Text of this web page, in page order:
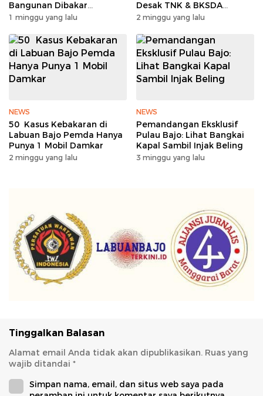
Bangunan Dibakar
Sengketa Tanah Memanas
1 minggu yang lalu
Desak TNK & BKSDA
Segera Lakukan Mitigasi
2 minggu yang lalu
NEWS
50 Kasus Kebakaran di
Labuan Bajo Pemda Hanya
Punya 1 Mobil Damkar
2 minggu yang lalu
NEWS
Pemandangan Eksklusif
Pulau Bajo: Lihat Bangkai
Kapal Sambil Injak Beling
3 minggu yang lalu
Tinggalkan Balasan
Alamat email Anda tidak akan dipublikasikan. Ruas yang
wajib ditandai *
Simpan nama, email, dan situs web saya pada